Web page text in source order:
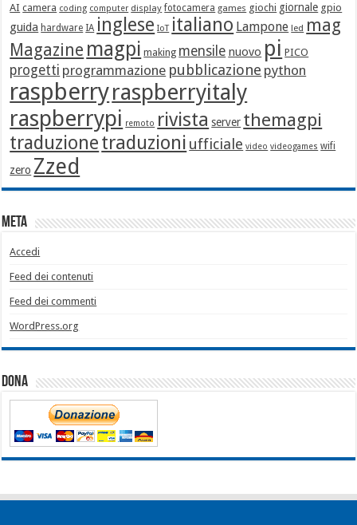
AI camera coding computer display fotocamera games giochi giornale gpio
guida hardware IA inglese IoT italiano Lampone led mag
Magazine magpi making mensile nuovo pi PICO
progetti programmazione pubblicazione python
raspberryraspberryitaly
raspberrypi remoto rivista server themagpi
traduzionetraduzioni ufficiale video videogames wifi
zero Zzed
Meta
Accedi
Feed dei contenuti
Feed dei commenti
WordPress.org
Dona